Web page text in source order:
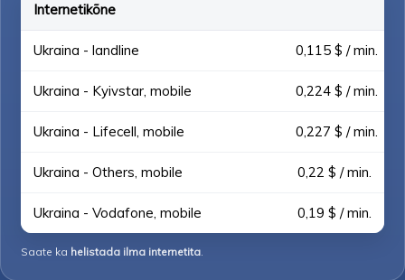
Internetikõne
Ukraina - landline 0,115 $ / min.
Ukraina - Kyivstar, mobile 0,224 $ / min.
Ukraina - Lifecell, mobile 0,227 $ / min.
Ukraina - Others, mobile 0,22 $ / min.
Ukraina - Vodafone, mobile 0,19 $ / min.
Saate ka helistada ilma internetita.